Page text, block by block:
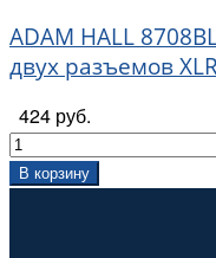
ADAM HALL
двух разъемов XLR
424 руб.
В корзину